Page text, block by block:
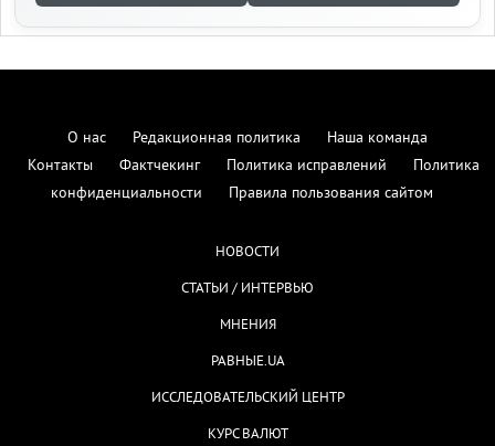
О нас Редакционная политика
Наша команда
Контакты
Фактчекинг Политика исправлений
Политика
конфиденциальности
Правила пользования сайтом
НОВОСТИ
СТАТЬИ / ИНТЕРВЬЮ
МНЕНИЯ
РАВНЫЕ.UA
ИССЛЕДОВАТЕЛЬСКИЙ ЦЕНТР
КУРС ВАЛЮТ